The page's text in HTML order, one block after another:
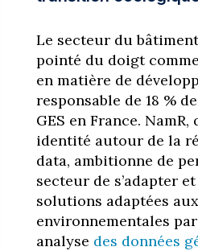
Le secteur du
pointé du doigt
en matière de
responsable de 18 %
GES en France.
identité autour de la
data, ambitionne de
secteur de s’adapter
solutions adaptées
environnementales
analyse des données